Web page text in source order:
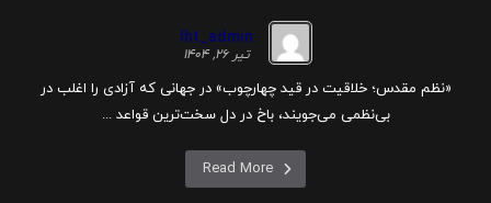
Iht_admin
تیر ۲۶, ۱۴۰۴
«نظم مقدس؛ خلاقیت در قید چهارچوب» در جهانی که آزادی را اغلب در
بی‌نظمی می‌جویند، باخ در دل سخت‌ترین قواعد ...
Read More